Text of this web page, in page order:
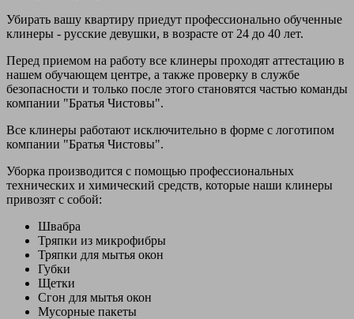
Убирать вашу квартиру приедут профессионально обученные
клинеры - русские девушки, в возрасте от 24 до 40 лет.
Перед приемом на работу все клинеры проходят аттестацию в
нашем обучающем центре, а также проверку в службе
безопасности и только после этого становятся частью команды
компании "Братья Чистовы".
Все клинеры работают исключительно в форме с логотипом
компании "Братья Чистовы".
Уборка производится с помощью профессиональных
технических и химический средств, которые наши клинеры
привозят с собой:
Швабра
Тряпки из микрофибры
Тряпки для мытья окон
Губки
Щетки
Сгон для мытья окон
Мусорные пакеты